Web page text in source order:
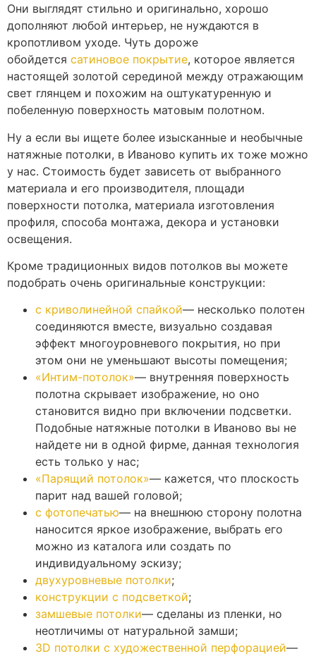
Они выглядят стильно и оригинально, хорошо
дополняют любой интерьер, не нуждаются в
кропотливом уходе. Чуть дороже
обойдется сатиновое покрытие, которое является
настоящей золотой серединой между отражающим
свет глянцем и похожим на оштукатуренную и
побеленную поверхность матовым полотном.
Ну а если вы ищете более изысканные и необычные
натяжные потолки, в Иваново купить их тоже можно
у нас. Стоимость будет зависеть от выбранного
материала и его производителя, площади
поверхности потолка, материала изготовления
профиля, способа монтажа, декора и установки
освещения.
Кроме традиционных видов потолков вы можете
подобрать очень оригинальные конструкции:
с криволинейной спайкой— несколько полотен
соединяются вместе, визуально создавая
эффект многоуровневого покрытия, но при
этом они не уменьшают высоты помещения;
«Интим-потолок»— внутренняя поверхность
полотна скрывает изображение, но оно
становится видно при включении подсветки.
Подобные натяжные потолки в Иваново вы не
найдете ни в одной фирме, данная технология
есть только у нас;
«Парящий потолок»— кажется, что плоскость
парит над вашей головой;
с фотопечатью— на внешнюю сторону полотна
наносится яркое изображение, выбрать его
можно из каталога или создать по
индивидуальному эскизу;
двухуровневые потолки;
конструкции с подсветкой;
замшевые потолки— сделаны из пленки, но
неотличимы от натуральной замши;
3D потолки с художественной перфорацией—